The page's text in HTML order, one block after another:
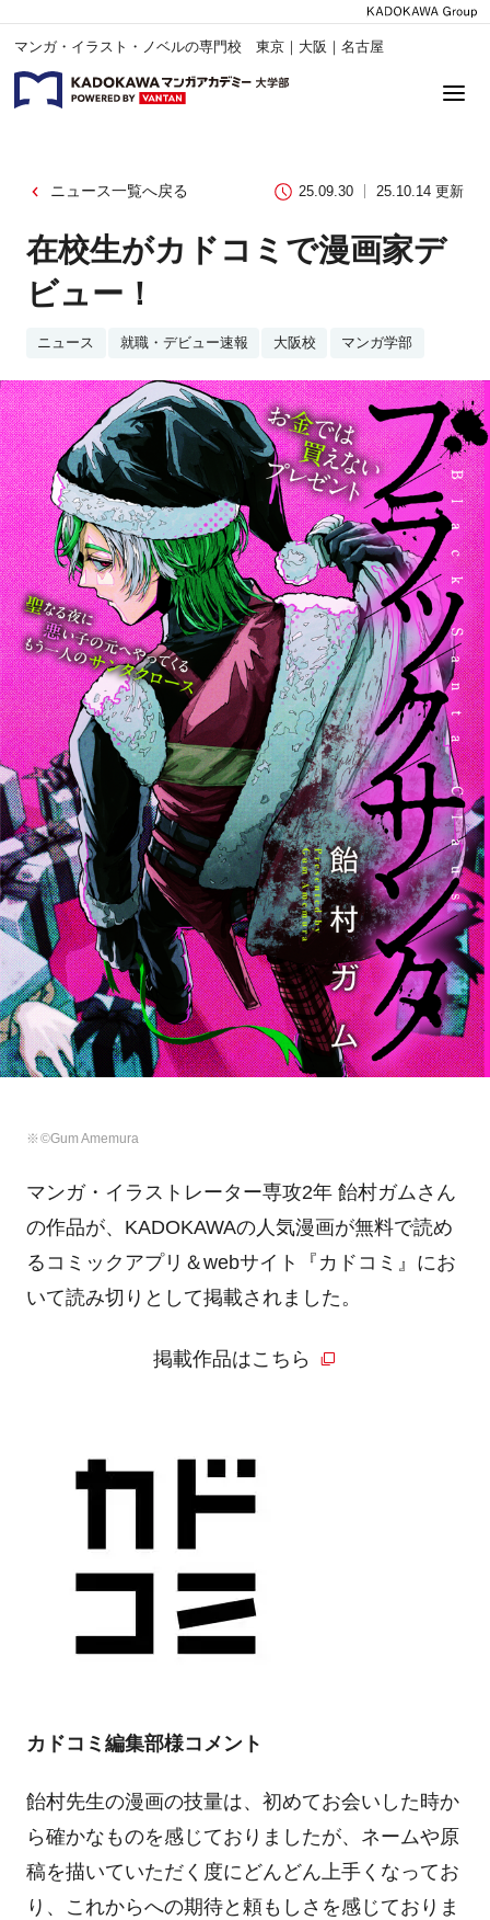
マンガ・イラスト・ノベルの専門校 東京｜大阪｜名古屋
ニュース一覧へ戻る 25.09.30 25.10.14 更新
在校生がカドコミで漫画家デ
ビュー！
ニュース 就職・デビュー速報 大阪校 マンガ学部
©Gum Amemura
マンガ・イラストレーター専攻2年 飴村ガムさん
の作品が、KADOKAWAの⼈気漫画が無料で読め
るコミックアプリ＆webサイト『カドコミ』にお
いて読み切りとして掲載されました。
掲載作品はこちら
カドコミ編集部様コメント
飴村先生の漫画の技量は、初めてお会いした時か
ら確かなものを感じておりましたが、ネームや原
稿を描いていただく度にどんどん上手くなってお
り、これからへの期待と頼もしさを感じておりま